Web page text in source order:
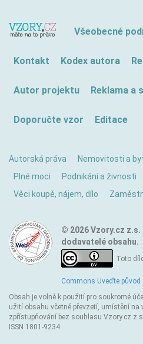
Všeobecné
Kontakt Kodex autora
Autor projektu Reklama a
Doporučte vzor Editace
Autorská práva Nemovitosti a
Plné moci
Podnikání a živnosti
Věci koupě, nájem, dílo
© 2026 Vzory.cz z.s.
dodavatelé obsahu.
Toto
Commons Uveďte
Obsah je volně k použití pro soukromé
užití obsahu včetně převzetí, umístění
zpřístupňování bez souhlasu Vzory.cz
ISSN 1801-9234